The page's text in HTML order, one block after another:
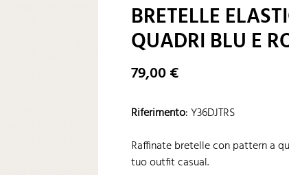
BRETELLE
QUADRI BLU E
79,00 €
Riferimento:Y36DJTRS
Raffinate bretelle con pattern a
tuo outfit casual.